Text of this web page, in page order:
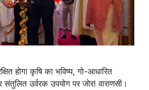
होगा कृषि का भविष्य, गो-आधारित
उर्वरक उपयोग पर जोर! वाराणसी।